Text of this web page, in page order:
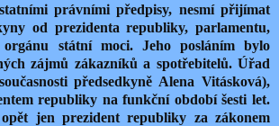
právními předpisy, nesmí přijímat
od prezidenta republiky, parlamentu,
státní moci. Jeho posláním bylo
zájmů zákazníků a spotřebitelů. Úřad
předsedkyně Alena Vitásková),
republiky na funkční období šesti let.
jen prezident republiky za zákonem